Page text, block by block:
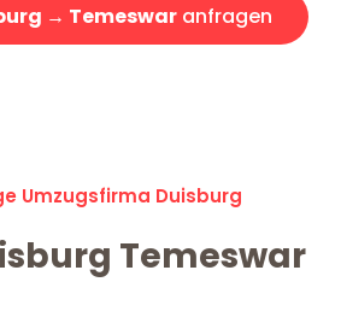
→ Temeswaranfragen
Umzugsfirma Duisburg
Temeswar